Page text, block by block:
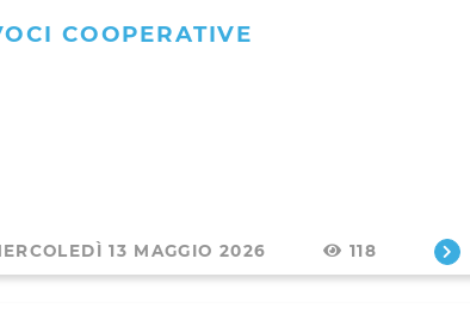
COOPERATIVE
13 MAGGIO 2026 118